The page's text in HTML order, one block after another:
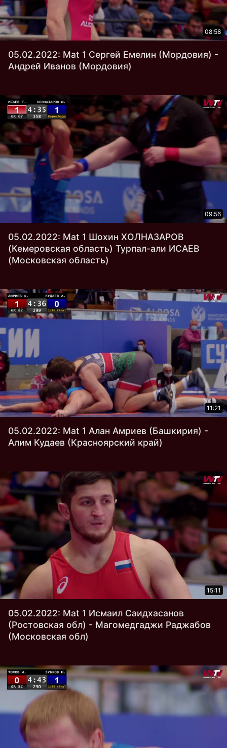
08:58
05.02.2022: Mat 1 Сергей Емелин (Мордовия) -
Андрей Иванов (Мордовия)
09:56
05.02.2022: Mat 1 Шохин ХОЛНАЗАРОВ
(Кемеровская область) Турпал-али ИСАЕВ
(Московская область)
11:21
05.02.2022: Mat 1 Алан Амриев (Башкирия) -
Алим Кудаев (Красноярский край)
15:11
05.02.2022: Mat 1 Исмаил Саидхасанов
(Ростовская обл) - Магомедгаджи Раджабов
(Московская обл)